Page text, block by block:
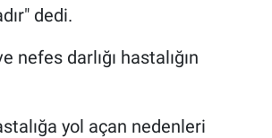
dedi.
nefes darlığı hastalığın
yol açan nedenleri